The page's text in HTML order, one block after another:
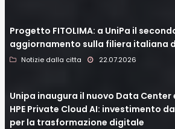
Progetto FITOLIMA: a UniPa il
aggiornamento sulla filiera italiana
Notizie dalla citta 22.07.2026
Unipa inaugura il nuovo Data
HPE Private Cloud AI: investimento
per la trasformazione digitale